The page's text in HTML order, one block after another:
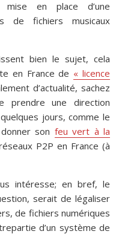
en place d’une
de fichiers musicaux
bien le sujet, cela
en France de « licence
d’actualité, sachez
prendre une direction
jours, comme le
son feu vert à la
P2P en France (à
intéresse; en bref, le
serait de légaliser
de fichiers numériques
d’un système de